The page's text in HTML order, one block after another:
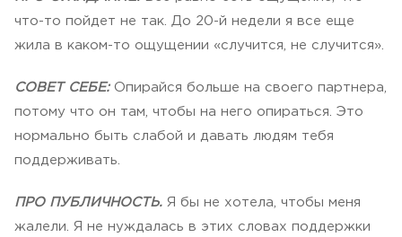
что-то пойдет не так. До 20-й недели я все еще
жила в каком-то ощущении «случится, не случится».
СОВЕТ СЕБЕ:Опирайся больше на своего партнера,
потому что он там, чтобы на него опираться. Это
нормально быть слабой и давать людям тебя
поддерживать.
ПРО ПУБЛИЧНОСТЬ. Я бы не хотела, чтобы меня
жалели. Я не нуждалась в этих словах поддержки